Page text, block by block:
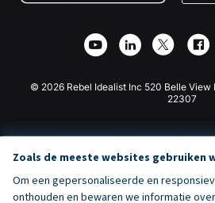
Affiliate Partnerschap
Webflow Donatie App
Joomla Donatie
© 2026 Rebel Idealist Inc 520 Belle View
22307
Zoals de meeste websites gebruiken
Om een gepersonaliseerde en
onthouden en bewaren we informatie